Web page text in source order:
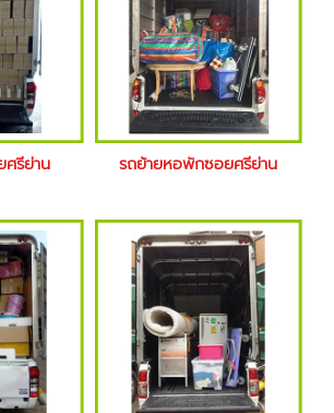
รีย่าน รถย้ายหอพักซอยศรีย่าน